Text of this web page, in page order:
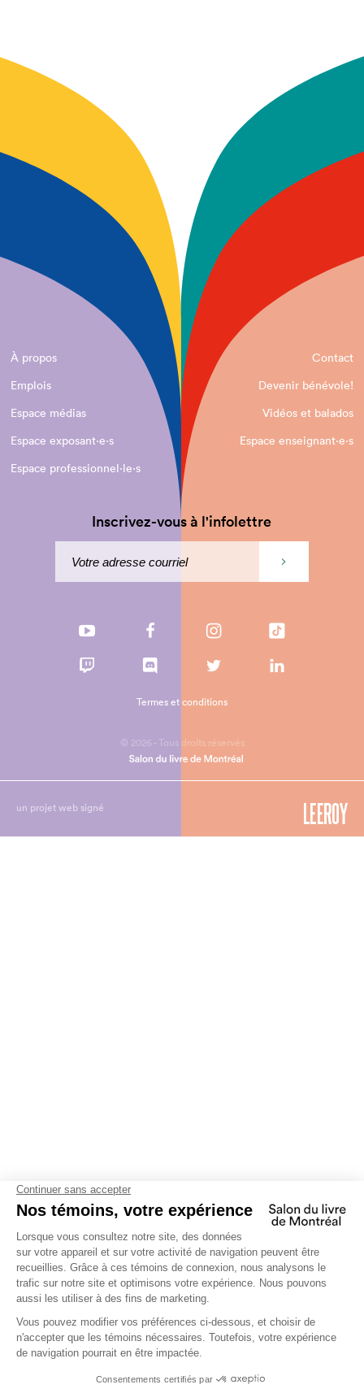
À propos
Contact
Emplois
Devenir bénévole!
Espace médias
Vidéos et balados
Espace exposant·e⋅s
Espace enseignant·e⋅s
Espace professionnel·le⋅s
Inscrivez-vous à l'infolettre
© 2026 - Tous droits réservés
Termes et conditions
un projet web signé